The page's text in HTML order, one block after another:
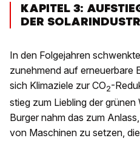
KAPITEL 3:
DER
In den Folgejahren
zunehmend auf erneuerbare
sich Klimaziele zur CO2-
stieg zum Liebling der
Burger nahm das zum
von Maschinen zu setzen,